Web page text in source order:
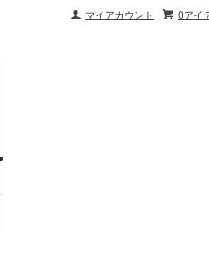
0アイ
マイアカウント